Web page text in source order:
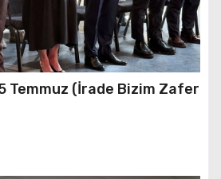
Temmuz (İrade Bizim Zafer